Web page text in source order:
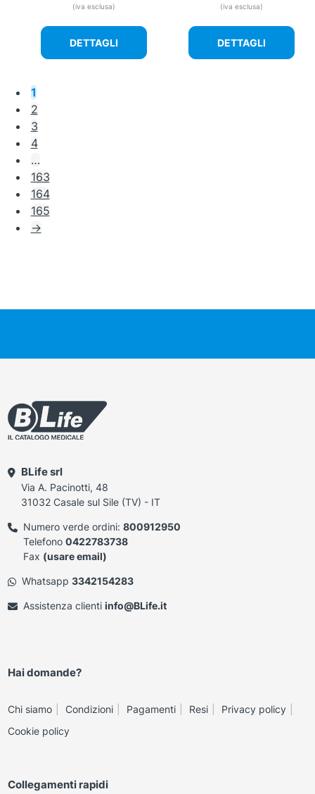
(iva esclusa)
DETTAGLI
(iva esclusa)
DETTAGLI
1
2
3
4
…
163
164
165
→
BLife srl
Via A. Pacinotti, 48
31032 Casale sul Sile (TV) - IT
Numero verde ordini: 800912950
Telefono 0422783738
Fax (usare email)
Whatsapp 3342154283
Assistenza clienti info@BLife.it
Hai domande?
Chi siamo Condizioni Pagamenti Resi
Privacy policy
Cookie policy
Collegamenti rapidi